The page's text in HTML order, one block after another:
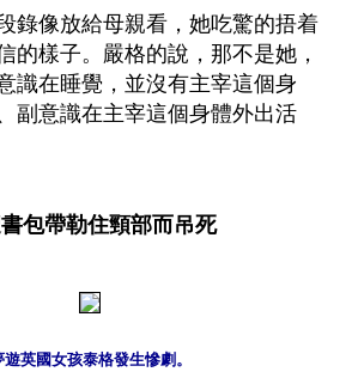
錄像放給母親看，她吃驚的捂着
的樣子。嚴格的說，那不是她，
識在睡覺，並沒有主宰這個身
副意識在主宰這個身體外出活
包帶勒住頸部而吊死
遊英國女孩泰格發生慘劇。